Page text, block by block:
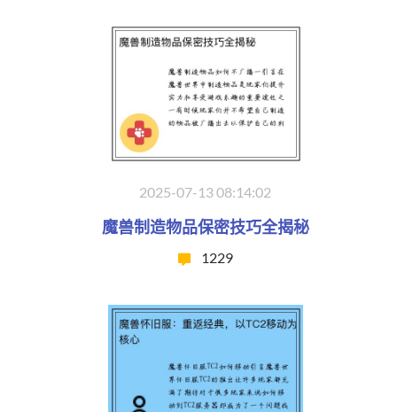
2025-07-13 08:14:02
魔兽制造物品保密技巧全揭秘
1229